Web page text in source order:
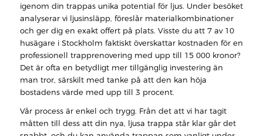
igenom din trappas unika potential för ljus. Under besöket
analyserar vi ljusinsläpp, föreslår materialkombinationer
och ger dig en exakt offert på plats. Visste du att 7 av 10
husägare i Stockholm faktiskt överskattar kostnaden för en
professionell trapprenovering med upp till 15 000 kronor?
Det är ofta en betydligt mer tillgänglig investering än
man tror, särskilt med tanke på att den kan höja
bostadens värde med upp till 3 procent.
Vår process är enkel och trygg. Från det att vi har tagit
måtten till dess att din nya, ljusa trappa står klar går det